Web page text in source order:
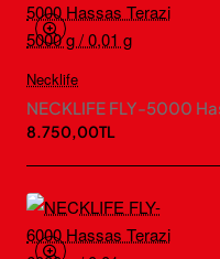
Necklife
NECKLIFE FLY-5000
8.750,00TL